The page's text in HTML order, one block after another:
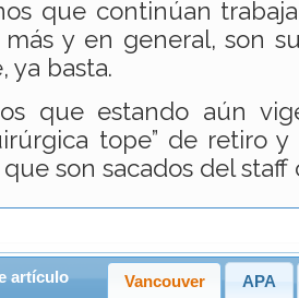
que continúan
y en general, son
ya basta.
que estando aún
tope” de retiro
que son sacados del
artículo Vancouver APA